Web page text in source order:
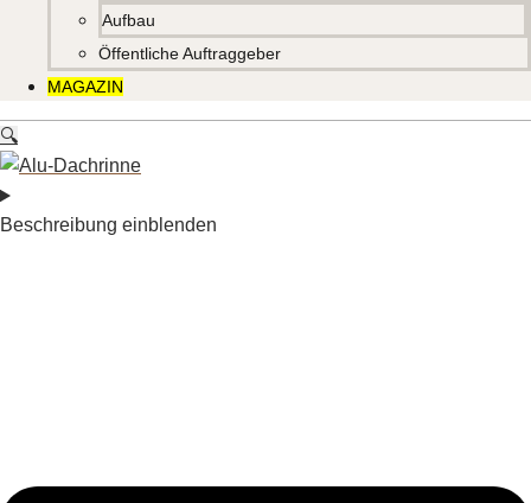
Aufbau
Öffentliche Auftraggeber
MAGAZIN
🔍
Beschreibung einblenden